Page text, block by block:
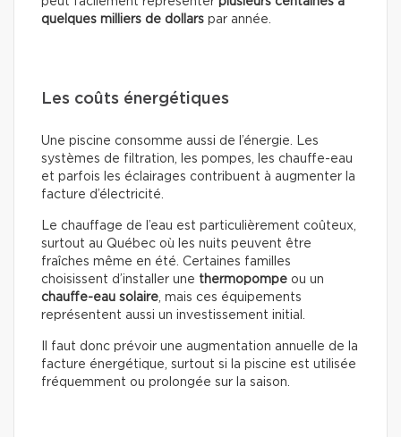
quelques milliers de dollars par année.
Les coûts énergétiques
Une piscine consomme aussi de l’énergie. Les
systèmes de filtration, les pompes, les chauffe-eau
et parfois les éclairages contribuent à augmenter la
facture d’électricité.
Le chauffage de l’eau est particulièrement coûteux,
surtout au Québec où les nuits peuvent être
fraîches même en été. Certaines familles
choisissent d’installer une thermopompe ou un
chauffe-eau solaire, mais ces équipements
représentent aussi un investissement initial.
Il faut donc prévoir une augmentation annuelle de la
facture énergétique, surtout si la piscine est utilisée
fréquemment ou prolongée sur la saison.